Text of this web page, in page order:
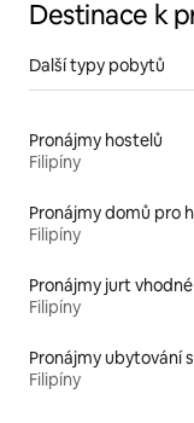
Destinace k
Další typy pobytů
Pronájmy hostelů
Filipíny
Pronájmy domů pro
Filipíny
Filipíny
Filipíny